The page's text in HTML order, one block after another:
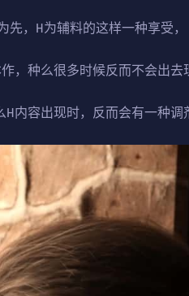
，H为辅料的这样一种享受，
，种么很多时候反而不会出去
内容出现时，反而会有一种调